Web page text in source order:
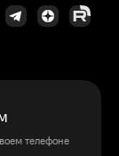
телефоне